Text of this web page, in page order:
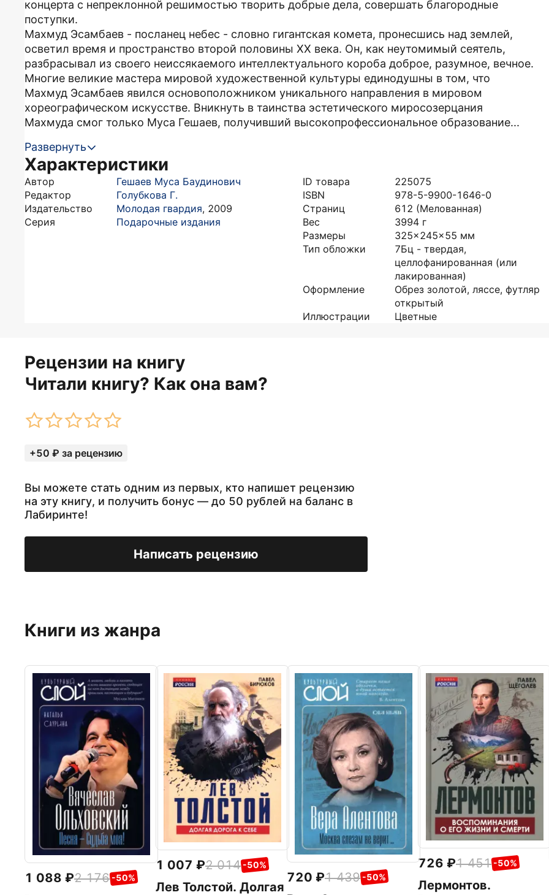
концерта с непреклонной решимостью творить добрые дела, совершать благородные
поступки.
Махмуд Эсамбаев - посланец небес - словно гигантская комета, пронесшись над землей,
осветил время и пространство второй половины XX века. Он, как неутомимый сеятель,
разбрасывал из своего неиссякаемого интеллектуального короба доброе, разумное, вечное.
Многие великие мастера мировой художественной культуры единодушны в том, что
Махмуд Эсамбаев явился основоположником уникального направления в мировом
хореографическом искусстве. Вникнуть в таинства эстетического миросозерцания
Махмуда смог только Муса Гешаев, получивший высокопрофессиональное образование...
Развернуть
Характеристики
Автор
Гешаев Муса Баудинович
Редактор
Голубкова Г.
Издательство
Молодая гвардия, 2009
Серия
Подарочные издания
ID товара
225075
ISBN
978-5-9900-1646-0
Страниц
612 (Мелованная)
Вес
3994 г
Размеры
325x245x55 мм
Тип обложки
7Бц - твердая,
целлофанированная (или
лакированная)
Оформление
Обрез золотой, ляссе, футляр
открытый
Иллюстрации
Цветные
Рецензии на книгу
Читали книгу? Как она вам?
+50 ₽ за рецензию
Вы можете стать одним из первых, кто напишет рецензию
на эту книгу, и получить бонус — до 50 рублей на баланс в
Лабиринте!
Написать рецензию
Книги из жанра
1 088 2 176 -50%
1 007 2 014 -50%
Лев Толстой. Долгая
720 1 439 -50%
726 1 451 -50%
Лермонтов.